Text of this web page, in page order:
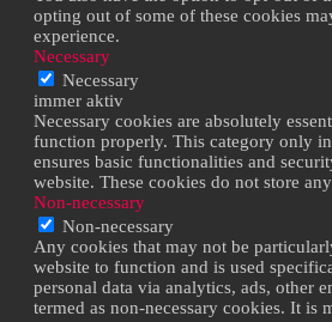
opting out of some of these cookies
experience.
Necessary
Necessary
immer aktiv
Necessary cookies are absolutely
function properly. This category only
ensures basic functionalities and
website. These cookies do not store
Non-necessary
Non-necessary
Any cookies that may not be
website to function and is used
personal data via analytics, ads, other
termed as non-necessary cookies. It is